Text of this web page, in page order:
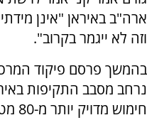
ארה"ב באיראן "אינן
וזה לא ייגמר בקרוב".
בהמשך פרסם פיקוד
נרחב מסבב התקיפות
חימוש מדויק יותר מ-80 מטרות.